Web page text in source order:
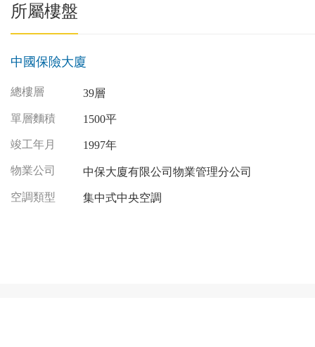
所屬樓盤
中國保險大廈
總樓層 39層
單層麵積 1500平
竣工年月 1997年
物業公司 中保大廈有限公司物業管理分公司
空調類型 集中式中央空調